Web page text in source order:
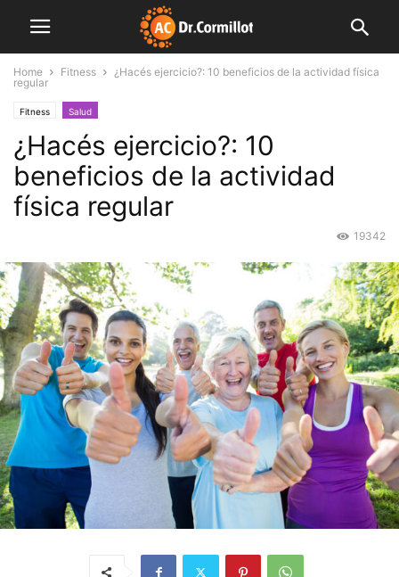
Home Fitness
¿Hacés ejercicio?: 10 beneficios de la actividad física
regular
Fitness Salud
¿Hacés ejercicio?: 10
beneficios de la actividad
física regular
19342